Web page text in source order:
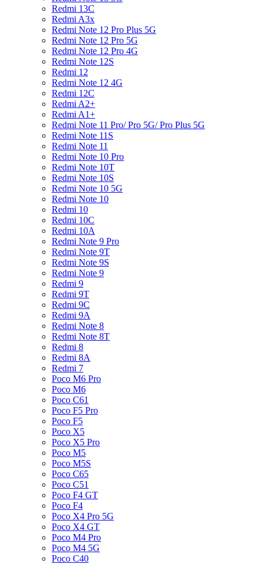
Redmi 13C
Redmi A3x
Redmi Note 12 Pro Plus 5G
Redmi Note 12 Pro 5G
Redmi Note 12 Pro 4G
Redmi Note 12S
Redmi 12
Redmi Note 12 4G
Redmi 12C
Redmi A2+
Redmi A1+
Redmi Note 11 Pro/ Pro 5G/ Pro Plus 5G
Redmi Note 11S
Redmi Note 11
Redmi Note 10 Pro
Redmi Note 10T
Redmi Note 10S
Redmi Note 10 5G
Redmi Note 10
Redmi 10
Redmi 10C
Redmi 10A
Redmi Note 9 Pro
Redmi Note 9T
Redmi Note 9S
Redmi Note 9
Redmi 9
Redmi 9T
Redmi 9C
Redmi 9A
Redmi Note 8
Redmi Note 8T
Redmi 8
Redmi 8A
Redmi 7
Poco M6 Pro
Poco M6
Poco C61
Poco F5 Pro
Poco F5
Poco X5
Poco X5 Pro
Poco M5
Poco M5S
Poco C65
Poco C51
Poco F4 GT
Poco F4
Poco X4 Pro 5G
Poco X4 GT
Poco M4 Pro
Poco M4 5G
Poco C40